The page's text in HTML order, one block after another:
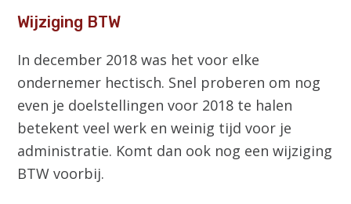
Wijziging BTW
In december 2018 was het voor elke
ondernemer hectisch. Snel proberen om nog
even je doelstellingen voor 2018 te halen
betekent veel werk en weinig tijd voor je
administratie. Komt dan ook nog een wijziging
BTW voorbij.